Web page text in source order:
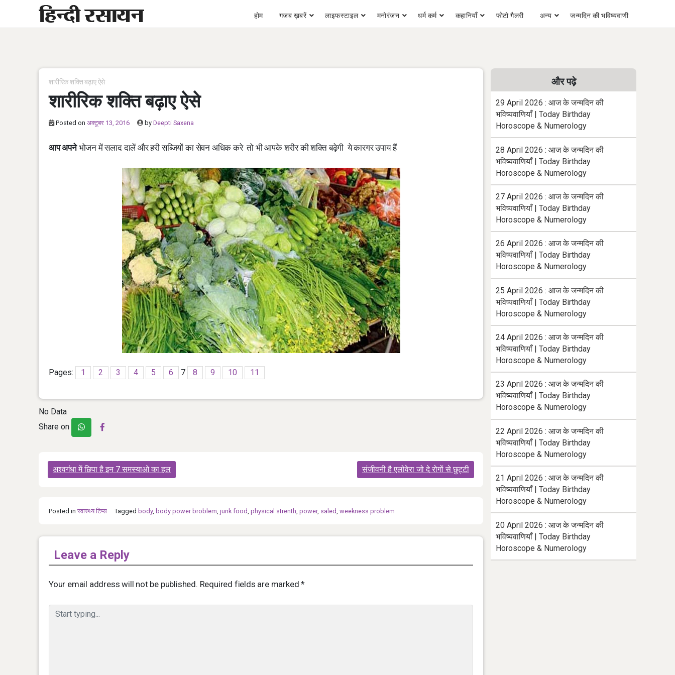
content
होम गजब ख़बरें लाइफस्टाइल मनोरंजन धर्म कर्म कहानियाँ फोटो गैलरी अन्य जन्मदिन की भविष्यवाणी
शारीरिक शक्ति बढ़ाए ऐसे
शारीरिक शक्ति बढ़ाए ऐसे
Posted on अक्टूबर 13, 2016 by Deepti Saxena
आप अपनेभोजन में सलाद दालें और हरी सब्जियों का सेवन अधिक करे तो भी आपके शरीर की शक्ति बढ़ेगी ये कारगर उपाय हैं
Pages: 1 2 3 4 5 6 7 8 9 10 11
No Data
Share on
Post
navigation
अश्वगंधा में छिपा है इन 7 समस्याओ का हल संजीवनी है एलोवेरा जो दे रोगों से छुट्टी
Posted in स्‍वास्‍थ्‍य टिप्‍स Tagged body, body power broblem, junk food, physical strenth, power, saled, weekness problem
Leave a Reply
Your email address will not be published. Required fields are marked*
और पढ़े
29 April 2026 : आज के जन्मदिन की
भविष्यवाणियाँ | Today Birthday
Horoscope & Numerology
28 April 2026 : आज के जन्मदिन की
भविष्यवाणियाँ | Today Birthday
Horoscope & Numerology
27 April 2026 : आज के जन्मदिन की
भविष्यवाणियाँ | Today Birthday
Horoscope & Numerology
26 April 2026 : आज के जन्मदिन की
भविष्यवाणियाँ | Today Birthday
Horoscope & Numerology
25 April 2026 : आज के जन्मदिन की
भविष्यवाणियाँ | Today Birthday
Horoscope & Numerology
24 April 2026 : आज के जन्मदिन की
भविष्यवाणियाँ | Today Birthday
Horoscope & Numerology
23 April 2026 : आज के जन्मदिन की
भविष्यवाणियाँ | Today Birthday
Horoscope & Numerology
22 April 2026 : आज के जन्मदिन की
भविष्यवाणियाँ | Today Birthday
Horoscope & Numerology
21 April 2026 : आज के जन्मदिन की
भविष्यवाणियाँ | Today Birthday
Horoscope & Numerology
20 April 2026 : आज के जन्मदिन की
भविष्यवाणियाँ | Today Birthday
Horoscope & Numerology